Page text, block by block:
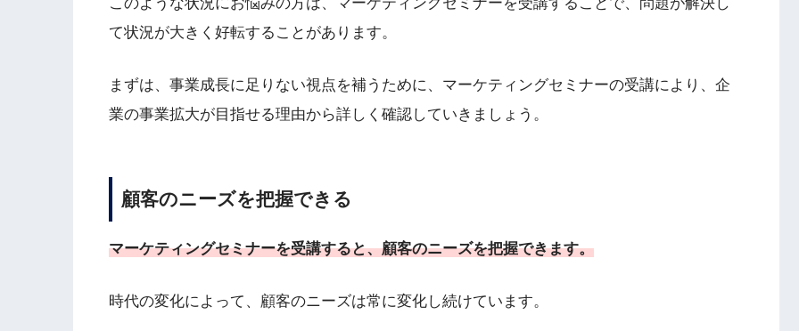
このような状況にお悩みの方は、マーケティングセミナーを受講することで、問題が解決し
て状況が大きく好転することがあります。
まずは、事業成長に足りない視点を補うために、マーケティングセミナーの受講により、企
業の事業拡大が目指せる理由から詳しく確認していきましょう。
顧客のニーズを把握できる
マーケティングセミナーを受講すると、顧客のニーズを把握できます。
時代の変化によって、顧客のニーズは常に変化し続けています。